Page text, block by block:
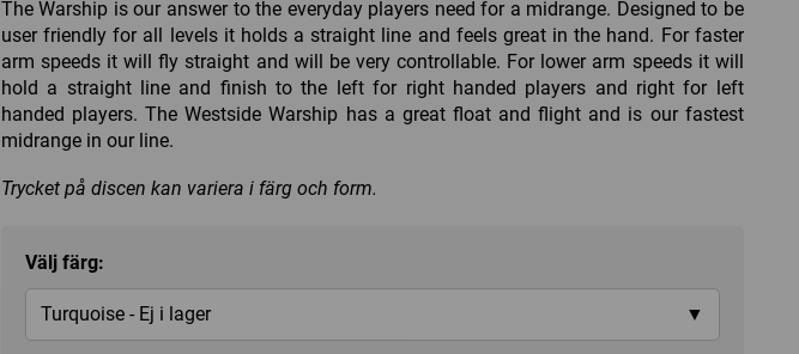
The Warship is our answer to the everyday players need for a midrange. Designed to be
user friendly for all levels it holds a straight line and feels great in the hand. For faster
arm speeds it will fly straight and will be very controllable. For lower arm speeds it will
hold a straight line and finish to the left for right handed players and right for left
handed players. The Westside Warship has a great float and flight and is our fastest
midrange in our line.
Trycket på discen kan variera i färg och form.
Välj färg:
Turquoise - Ej i lager ▼